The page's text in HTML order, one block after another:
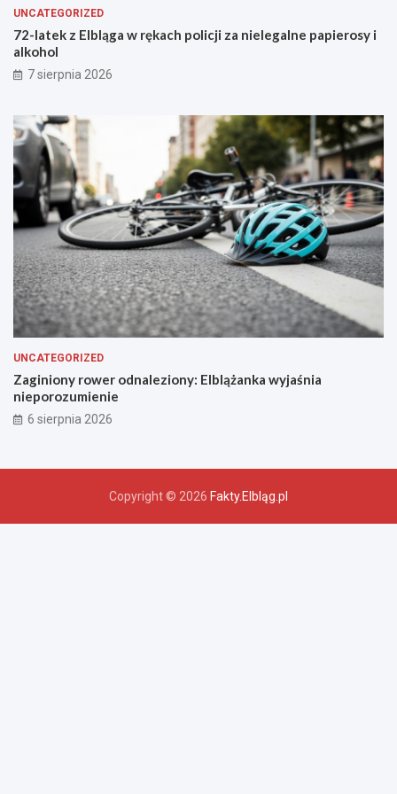
b
ę
n
t
u
a
a
l
t
u
UNCATEGORIZED
72-latek z Elbląga w rękach policji za nielegalne papierosy i
alkohol
7 sierpnia 2026
UNCATEGORIZED
Zaginiony rower odnaleziony: Elblążanka wyjaśnia
nieporozumienie
6 sierpnia 2026
Copyright © 2026 Fakty.Elbląg.pl